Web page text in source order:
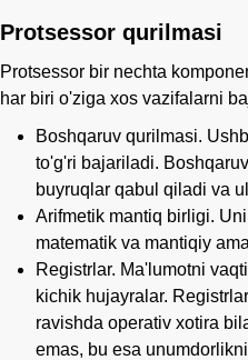
Protsessor qurilmasi
Protsessor bir nechta
har biri o'ziga xos vazifalarni
Boshqaruv qurilmasi.
to'g'ri bajariladi.
buyruqlar qabul qiladi va
Arifmetik mantiq birligi.
matematik va mantiqiy
Registrlar. Ma'lumotni
kichik hujayralar.
ravishda operativ xotira
emas, bu esa